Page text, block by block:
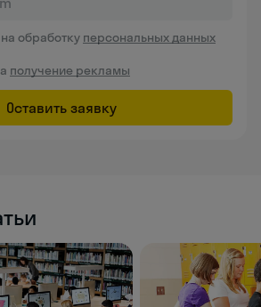
обработку персональных данных
получение рекламы
Оставить заявку